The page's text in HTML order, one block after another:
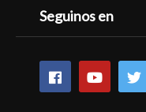
Seguinos en